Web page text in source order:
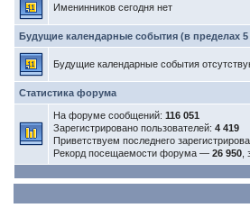
Именинников сегодня нет
Будущие календарные события (в пределах 5
Будущие календарные события
Статистика форума
На форуме сообщений: 116 051
Зарегистрировано пользователей: 4 419
Приветствуем последнего
Рекорд посещаемости форума — 26 950,